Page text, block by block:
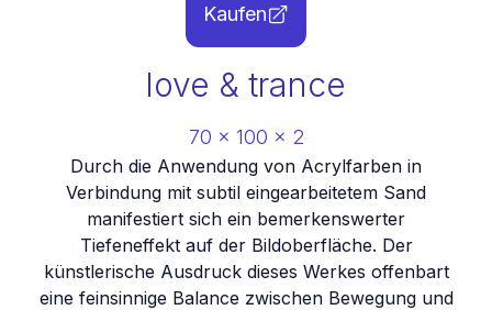
Kaufen
love & trance
70 x 100 x 2
Durch die Anwendung von Acrylfarben in
Verbindung mit subtil eingearbeitetem Sand
manifestiert sich ein bemerkenswerter
Tiefeneffekt auf der Bildoberfläche. Der
künstlerische Ausdruck dieses Werkes offenbart
eine feinsinnige Balance zwischen Bewegung und